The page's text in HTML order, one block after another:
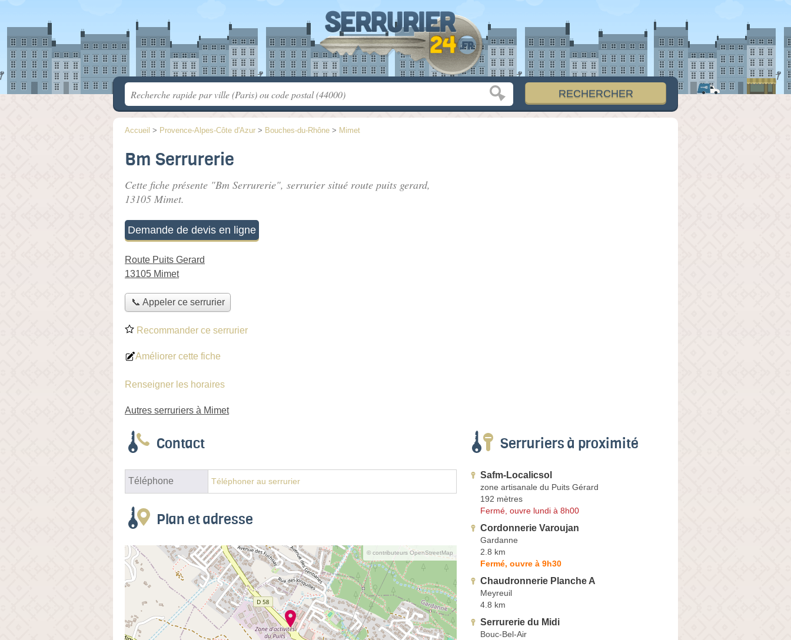
Accueil > Provence-Alpes-Côte d'Azur > Bouches-du-Rhône > Mimet
Bm Serrurerie
Cette fiche présente "Bm Serrurerie", serrurier situé route puits gerard,
13105 Mimet.
Demande de devis en ligne
Route Puits Gerard
13105 Mimet
📞 Appeler ce serrurier
Recommander ce serrurier
Améliorer cette fiche
Renseigner les horaires
Autres serruriers à Mimet
Contact
Téléphone Téléphoner au serrurier
Plan et adresse
© contributeurs OpenStreetMap
Serruriers à proximité
Safm-Localicsol
zone artisanale du Puits Gérard
192 mètres
Fermé, ouvre lundi à 8h00
Cordonnerie Varoujan
Gardanne
2.8 km
Fermé, ouvre à 9h30
Chaudronnerie Planche A
Meyreuil
4.8 km
Serrurerie du Midi
Bouc-Bel-Air